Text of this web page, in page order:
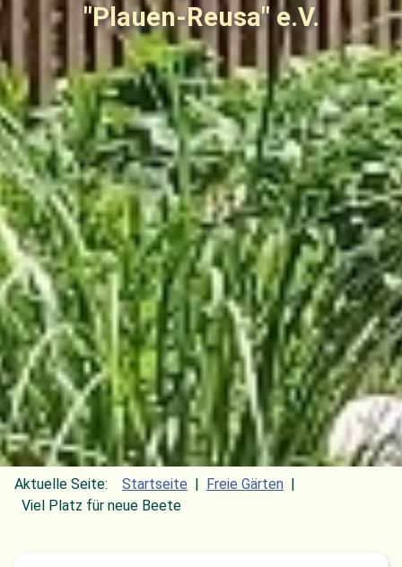
"Plauen-Reusa" e.V.
Aktuelle Seite: Startseite
Freie Gärten
Viel Platz für neue Beete